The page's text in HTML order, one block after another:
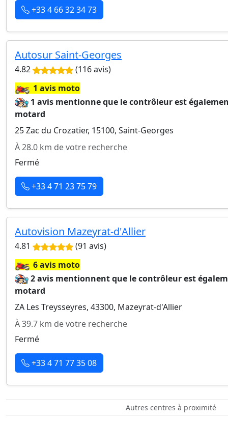
+33 4 66 32 34 73
Autosur Saint-Georges
4.82 (116 avis)
🏍️1 avis moto
1 avis mentionne que le contrôleur est
motard
25 Zac du Crozatier, 15100, Saint-Georges
À 28.0 km de votre recherche
Fermé
+33 4 71 23 75 79
Autovision Mazeyrat-d'Allier
4.81 (91 avis)
🏍️6 avis moto
2 avis mentionnent que le contrôleur est
motard
ZA Les Treysseyres, 43300, Mazeyrat-d'Allier
À 39.7 km de votre recherche
Fermé
+33 4 71 77 35 08
Autres centres à proximité